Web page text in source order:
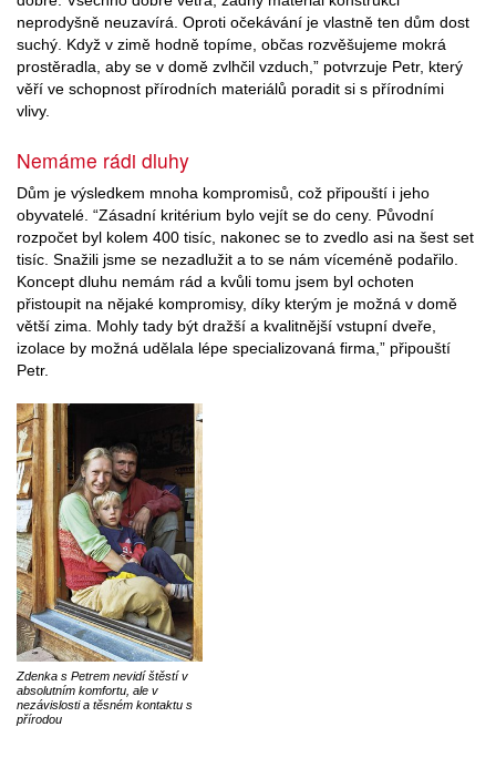
neprodyšně neuzavírá. Oproti očekávání je vlastně ten dům dost
suchý. Když v zimě hodně topíme, občas rozvěšujeme mokrá
prostěradla, aby se v domě zvlhčil vzduch,” potvrzuje Petr, který
věří ve schopnost přírodních materiálů poradit si s přírodními
vlivy.
Nemáme rádi dluhy
Dům je výsledkem mnoha kompromisů, což připouští i jeho
obyvatelé. “Zásadní kritérium bylo vejít se do ceny. Původní
rozpočet byl kolem 400 tisíc, nakonec se to zvedlo asi na šest set
tisíc. Snažili jsme se nezadlužit a to se nám víceméně podařilo.
Koncept dluhu nemám rád a kvůli tomu jsem byl ochoten
přistoupit na nějaké kompromisy, díky kterým je možná v domě
větší zima. Mohly tady být dražší a kvalitnější vstupní dveře,
izolace by možná udělala lépe specializovaná firma,” připouští
Petr.
Zdenka s Petrem nevidí štěstí v
absolutním komfortu, ale v
nezávislosti a těsném kontaktu s
přírodou